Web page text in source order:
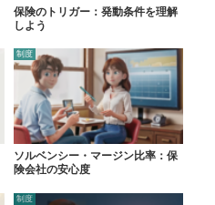
保険のトリガー：発動条件を理解
しよう
制度
ソルベンシー・マージン比率：保
険会社の安心度
制度